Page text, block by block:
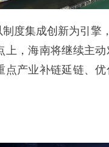
集成创新为引擎
上，海南将继续主
点产业补链延链、